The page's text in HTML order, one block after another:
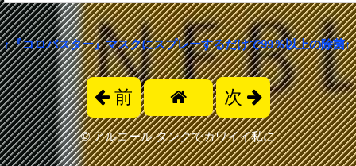
↑『コロバスター』マスクにスプレーするだけで99％以上の除菌↑
前 次
©アルコール タンクでカワイイ私に